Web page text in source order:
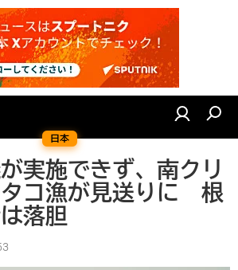
日本
実施できず、南クリ
コ漁が見送りに 根
落胆